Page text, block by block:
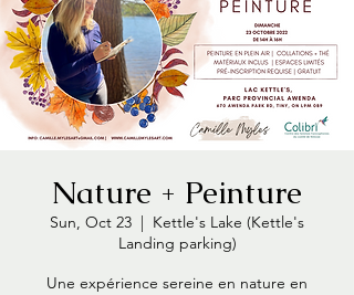
Nature + Peinture
Sun, Oct 23
Kettle's Lake (Kettle's
Landing parking)
Une expérience sereine en nature en